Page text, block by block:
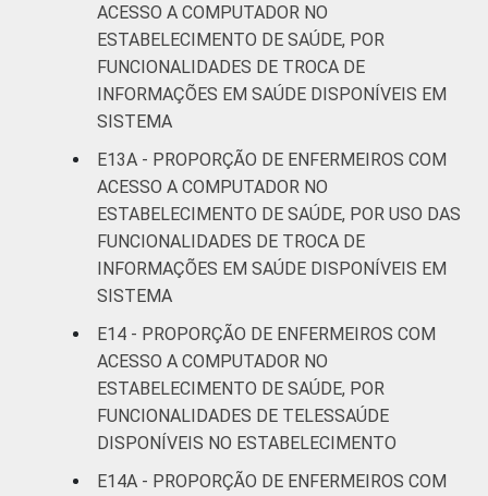
ACESSO A COMPUTADOR NO
ESTABELECIMENTO DE SAÚDE, POR
FUNCIONALIDADES DE TROCA DE
INFORMAÇÕES EM SAÚDE DISPONÍVEIS EM
SISTEMA
E13A - PROPORÇÃO DE ENFERMEIROS COM
ACESSO A COMPUTADOR NO
ESTABELECIMENTO DE SAÚDE, POR USO DAS
FUNCIONALIDADES DE TROCA DE
INFORMAÇÕES EM SAÚDE DISPONÍVEIS EM
SISTEMA
E14 - PROPORÇÃO DE ENFERMEIROS COM
ACESSO A COMPUTADOR NO
ESTABELECIMENTO DE SAÚDE, POR
FUNCIONALIDADES DE TELESSAÚDE
DISPONÍVEIS NO ESTABELECIMENTO
E14A - PROPORÇÃO DE ENFERMEIROS COM